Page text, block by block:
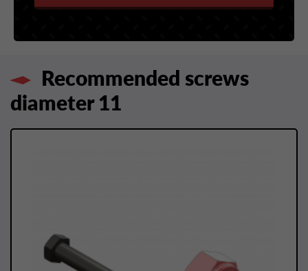
Recommended screws
diameter 11